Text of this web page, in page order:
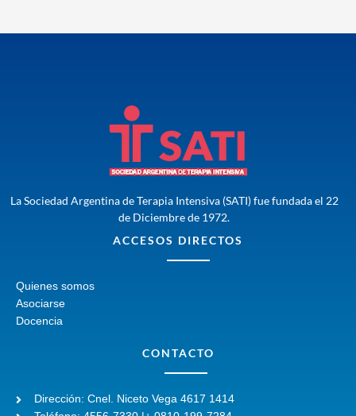
La Sociedad Argentina de Terapia Intensiva (SATI) fue fundada el 22
de Diciembre de 1972.
ACCESOS DIRECTOS
Quienes somos
Asociarse
Docencia
CONTACTO
Dirección: Cnel. Niceto Vega 4617 1414